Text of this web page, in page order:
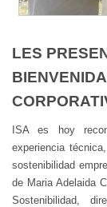
LES
ISA es hoy
experiencia
sostenibilidad
de Maria Adelaida
Sostenibilidad,